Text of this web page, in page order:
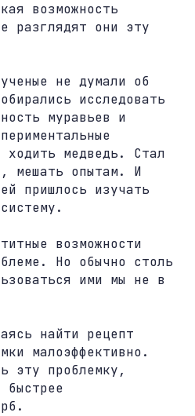
возможность
разглядят они эту
не думали об
исследовать
муравьев и
ходить медведь. Стал
мешать опытам. И
пришлось изучать
возможности
Но обычно столь
ими мы не в
найти рецепт
малоэффективно.
эту проблемку,
быстрее